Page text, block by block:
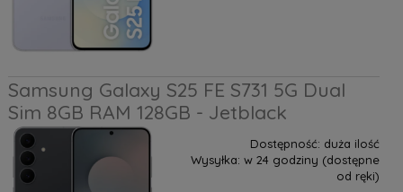
Samsung Galaxy S25 FE S731 5G Dual
Sim 8GB RAM 128GB - Jetblack
Dostępność: duża ilość
Wysyłka: w 24 godziny (dostępne
od ręki)